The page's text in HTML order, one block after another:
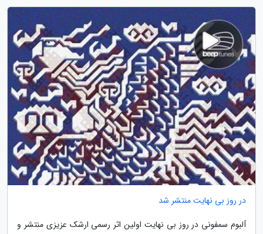
در روز بی نهایت منتشر شد
آلبوم سمفونی در روز بی نهایت اولین اثر رسمی ارشک عزیزی منتشر و